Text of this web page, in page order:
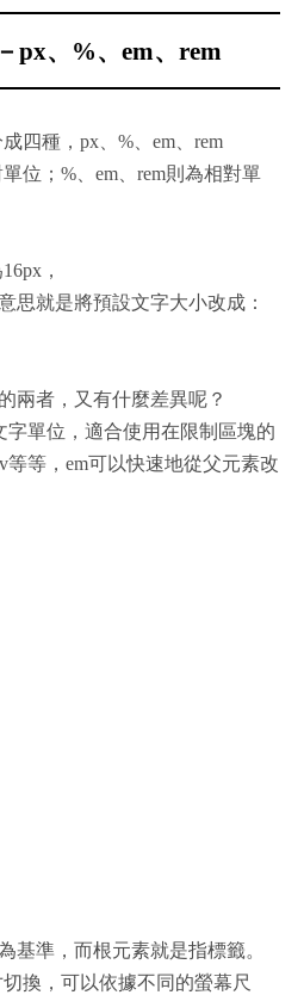
px、%、em、rem
四種，px、%、em、rem
位；%、em、rem則為相對單
，
思就是將預設文字大小改成：
兩者，又有什麼差異呢？
字單位，適合使用在限制區塊的
等，em可以快速地從父元素改
基準，而根元素就是指標籤。
換，可以依據不同的螢幕尺